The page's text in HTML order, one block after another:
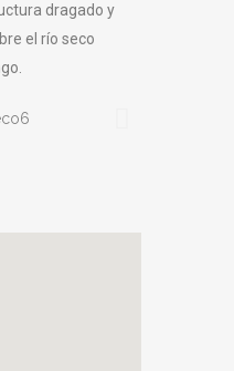
dragado y
el río seco